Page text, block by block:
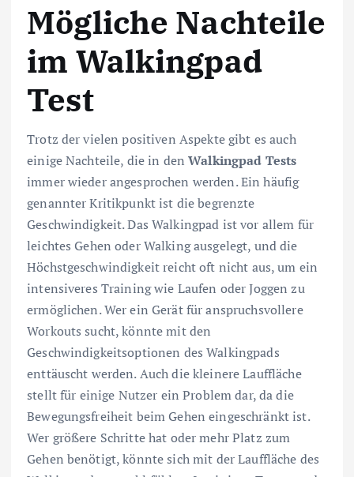
Mögliche Nachteile
im Walkingpad
Test
Trotz der vielen positiven Aspekte gibt es auch
einige Nachteile, die in denWalkingpad Tests
immer wieder angesprochen werden. Ein häufig
genannter Kritikpunkt ist die begrenzte
Geschwindigkeit. Das Walkingpad ist vor allem für
leichtes Gehen oder Walking ausgelegt, und die
Höchstgeschwindigkeit reicht oft nicht aus, um ein
intensiveres Training wie Laufen oder Joggen zu
ermöglichen. Wer ein Gerät für anspruchsvollere
Workouts sucht, könnte mit den
Geschwindigkeitsoptionen des Walkingpads
enttäuscht werden. Auch die kleinere Lauffläche
stellt für einige Nutzer ein Problem dar, da die
Bewegungsfreiheit beim Gehen eingeschränkt ist.
Wer größere Schritte hat oder mehr Platz zum
Gehen benötigt, könnte sich mit der Lauffläche des